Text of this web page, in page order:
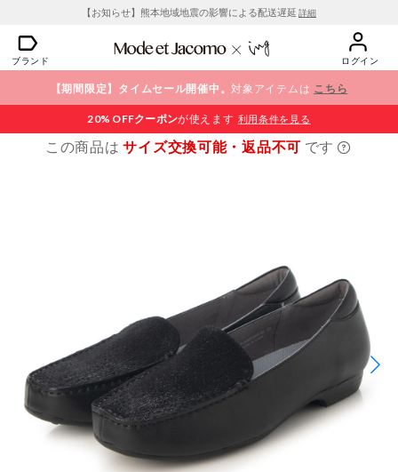
【お知らせ】熊本地域地震の影響による配送遅延 詳細
ブランド ログイン
【期間限定】タイムセール開催中。対象アイテムは こちら
20% OFFクーポンが使えます 利用条件を見る
この商品はサイズ交換可能・返品不可 です